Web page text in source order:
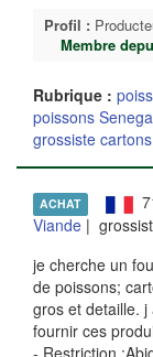
Profil :
Membre
Rubrique :
poissons
grossiste
ACHAT
Viande |
je cherche un
de poissons;
gros et detaille.
fournir ces
- Restriction